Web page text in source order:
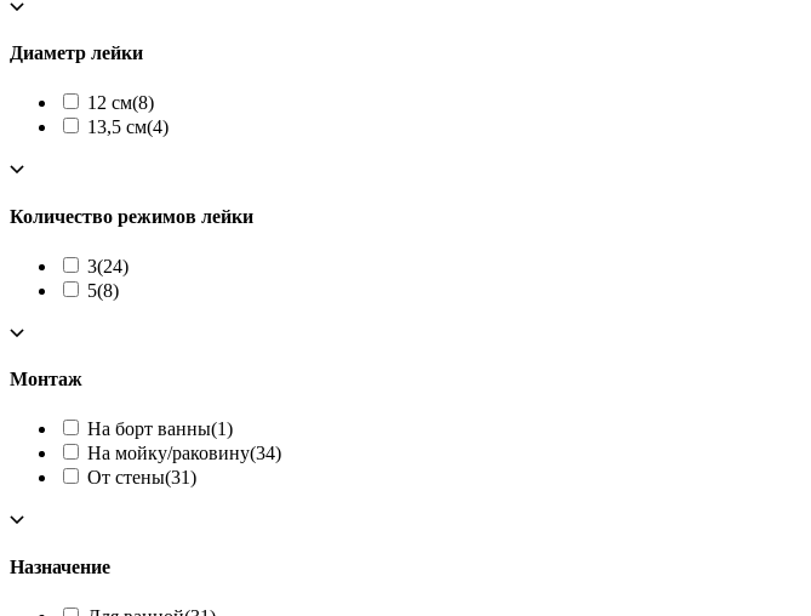
Диаметр лейки
12 см(8)
13,5 см(4)
Количество режимов лейки
3(24)
5(8)
Монтаж
На борт ванны(1)
На мойку/раковину(34)
От стены(31)
Назначение